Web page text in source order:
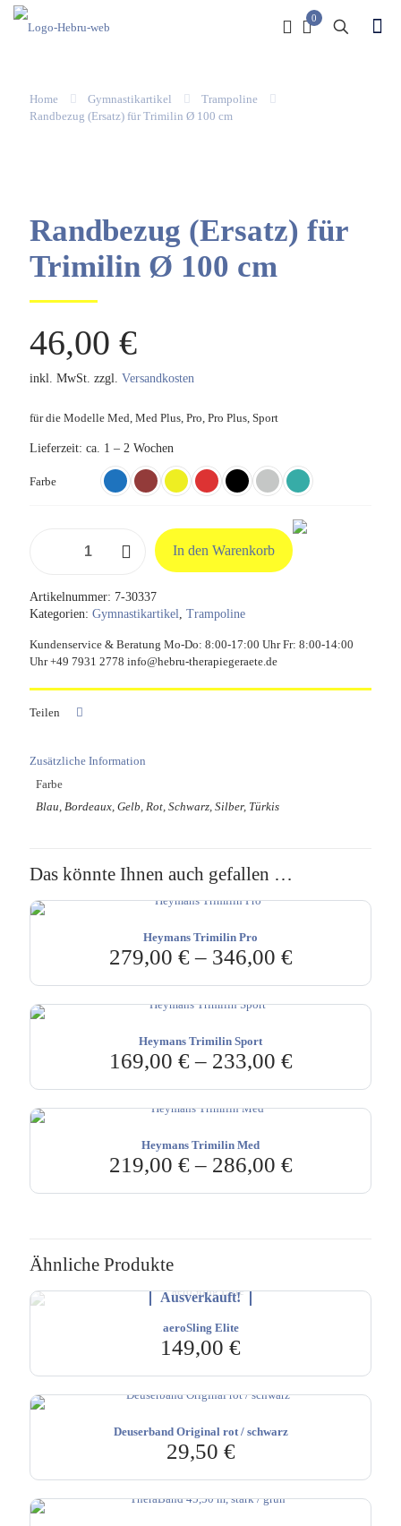
0
Home Gymnastikartikel
Trampoline
Randbezug (Ersatz) für Trimilin Ø 100 cm
Randbezug (Ersatz) für
Trimilin Ø 100 cm
46,00 €
inkl. MwSt. zzgl. Versandkosten
für die Modelle Med, Med Plus, Pro, Pro Plus, Sport
Lieferzeit: ca. 1 – 2 Wochen
Farbe
Ø
100
cm
Menge
In den Warenkorb
Artikelnummer: 7-30337
Kategorien: Gymnastikartikel, Trampoline
Kundenservice & Beratung Mo-Do: 8:00-17:00 Uhr Fr: 8:00-14:00
Uhr +49 7931 2778 info@hebru-therapiegeraete.de
Teilen
Zusätzliche Information
Farbe
Blau, Bordeaux, Gelb, Rot, Schwarz, Silber, Türkis
Das könnte Ihnen auch gefallen …
Heymans Trimilin Pro
279,00 €– 346,00 €
Heymans Trimilin Sport
169,00 €– 233,00 €
Heymans Trimilin Med
219,00 €– 286,00 €
Ähnliche Produkte
Ausverkauft!
aeroSling Elite
149,00 €
Deuserband Original rot / schwarz
29,50 €